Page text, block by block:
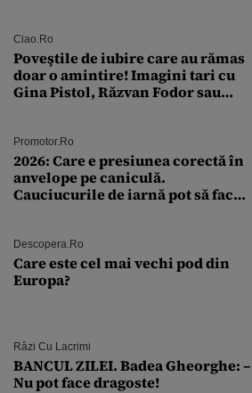
Ciao.ro
Poveştile de iubire care au rămas
doar o amintire! Imagini tari cu
Gina Pistol, Răzvan Fodor sau
Promotor.ro
2026: Care e presiunea corectă în
anvelope pe caniculă.
Cauciucurile de iarnă pot să facă
Descopera.ro
Care este cel mai vechi pod din
Europa?
Râzi Cu Lacrimi
BANCUL ZILEI. Badea Gheorghe: –
Nu pot face dragoste!